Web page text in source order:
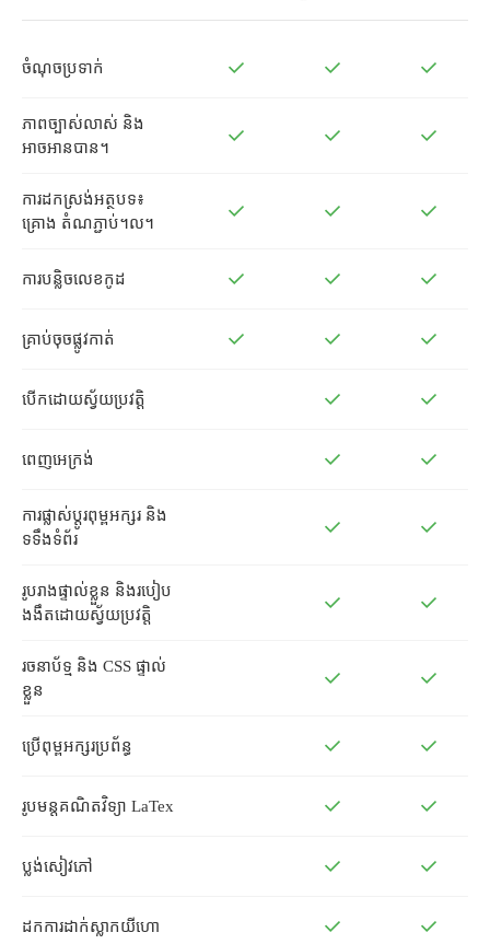
ចំណុចប្រទាក់
ភាពច្បាស់លាស់ និង
អាចអានបាន។
ការដកស្រង់អត្ថបទ៖
គ្រោង តំណភ្ជាប់។ល។
ការបន្លិចលេខកូដ
គ្រាប់ចុចផ្លូវកាត់
បើកដោយស្វ័យប្រវត្តិ
ពេញអេក្រង់
ការផ្លាស់ប្តូរពុម្ពអក្សរ និង
ទទឹងទំព័រ
រូបរាងផ្ទាល់ខ្លួន និងរបៀប
ងងឹតដោយស្វ័យប្រវត្តិ
រចនាប័ទ្ម និង CSS ផ្ទាល់
ខ្លួន
ប្រើពុម្ពអក្សរប្រព័ន្ធ
រូបមន្តគណិតវិទ្យា LaTex
ប្លង់សៀវភៅ
ដក​ការ​ដាក់​ស្លាក​យីហោ